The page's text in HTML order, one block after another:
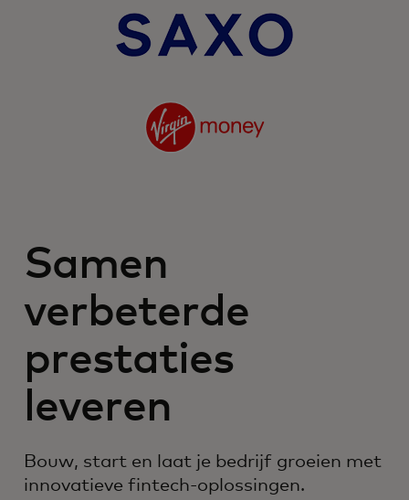
Samen
verbeterde
prestaties
leveren
Bouw, start en laat je bedrijf groeien met
innovatieve fintech-oplossingen.